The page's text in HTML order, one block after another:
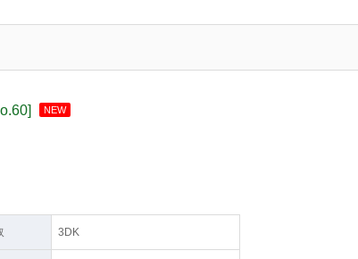
NEW
3DK